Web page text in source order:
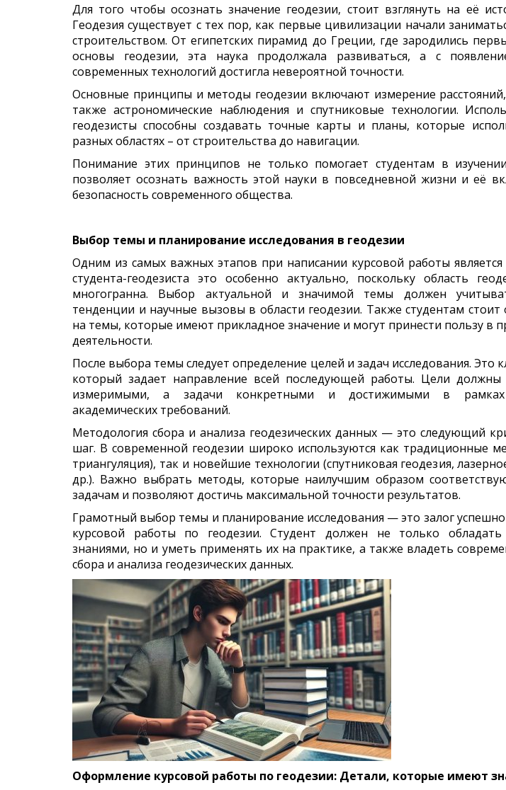
Для того чтобы осознать значение геодезии, стоит взглянуть на её
Геодезия существует с тех пор, как первые цивилизации начали
строительством. От египетских пирамид до Греции, где зародились
основы геодезии, эта наука продолжала развиваться, а с
современных технологий достигла невероятной точности.
Основные принципы и методы геодезии включают измерение
также астрономические наблюдения и спутниковые технологии.
геодезисты способны создавать точные карты и планы, которые
разных областях – от строительства до навигации.
Понимание этих принципов не только помогает студентам в
позволяет осознать важность этой науки в повседневной жизни и её
безопасность современного общества.
Выбор темы и планирование исследования в геодезии
Одним из самых важных этапов при написании курсовой работы
студента-геодезиста это особенно актуально, поскольку область
многогранна. Выбор актуальной и значимой темы должен
тенденции и научные вызовы в области геодезии. Также студентам стоит
на темы, которые имеют прикладное значение и могут принести пользу в
деятельности.
После выбора темы следует определение целей и задач исследования. Это
который задает направление всей последующей работы. Цели
измеримыми, а задачи конкретными и достижимыми в рамках
академических требований.
Методология сбора и анализа геодезических данных — это следующий
шаг. В современной геодезии широко используются как традиционные
триангуляция), так и новейшие технологии (спутниковая геодезия,
др.). Важно выбрать методы, которые наилучшим образом
задачам и позволяют достичь максимальной точности результатов.
Грамотный выбор темы и планирование исследования — это залог
курсовой работы по геодезии. Студент должен не только обладать
знаниями, но и уметь применять их на практике, а также владеть
сбора и анализа геодезических данных.
Оформление курсовой работы по геодезии: Детали, которые имеют